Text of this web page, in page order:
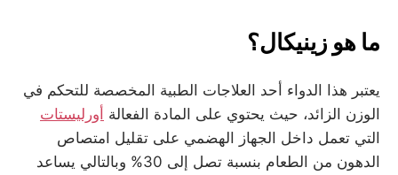
ما هو زينيكال؟
يعتبر هذا الدواء أحد العلاجات الطبية المخصصة للتحكم في
الوزن الزائد، حيث يحتوي على المادة الفعالة أورليستات
التي تعمل داخل الجهاز الهضمي على تقليل امتصاص
الدهون من الطعام بنسبة تصل إلى 30% وبالتالي يساعد